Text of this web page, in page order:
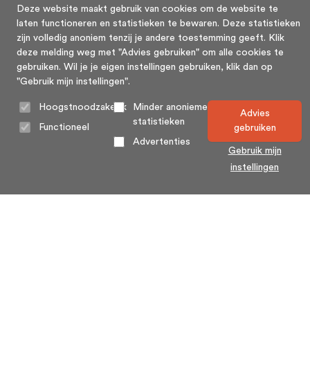
Deze website maakt gebruik van cookies om de website te
laten functioneren en statistieken te bewaren. Deze statistieken
zijn volledig anoniem tenzij je andere toestemming geeft. Klik
deze melding weg met "Advies gebruiken" om alle cookies te
gebruiken. Wil je je eigen instellingen gebruiken, klik dan op
"Gebruik mijn instellingen".
Hoogstnoodzakelijk
Functioneel
Minder anonieme
statistieken
Advertenties
Advies
gebruiken
Gebruik mijn
instellingen